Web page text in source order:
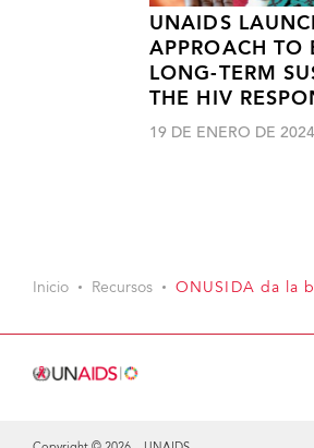
UNAIDS
APPROACH TO
LONG-TERM
THE HIV
19 DE ENERO DE 2024
Inicio Recursos ONUSIDA da la